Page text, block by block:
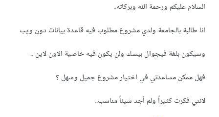
السلام عليكم ورحمة الله وبركاته..
انا طالبة بالجامعة ولدي مشروع مطلوب فيه قاعدة بيانات دون ويب
وسيكون بلغة فيجوال بيسك ولن يكون فيه خاصية الاون لاين ..
فهل ممكن مساعدتي في اختيار مشروع جميل وسهل ؟
لانني فكرت كثيراً ولم أجد شيئاً مناسب..